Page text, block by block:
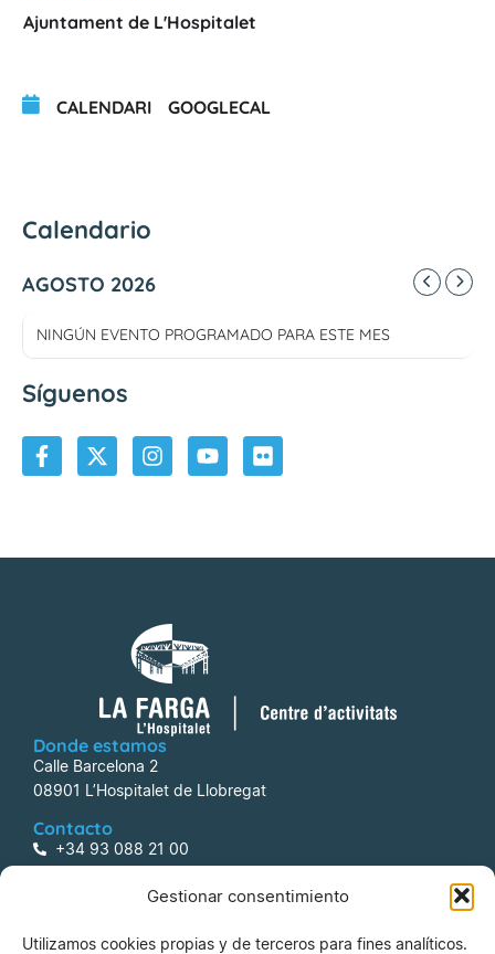
Gestionar consentimiento
Utilizamos cookies propias y de terceros para fines analíticos.
Ajuntament de L'Hospitalet
CALENDARI GOOGLECAL
Calendario
AGOSTO 2026
NINGÚN EVENTO PROGRAMADO PARA ESTE MES
Síguenos
Donde estamos
Calle Barcelona 2
08901 L’Hospitalet de Llobregat
Contacto
+34 93 088 21 00
centreactivitats@lafarga.com
Información